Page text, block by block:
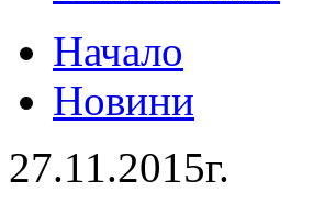
Начало
Новини
27.11.2015г.